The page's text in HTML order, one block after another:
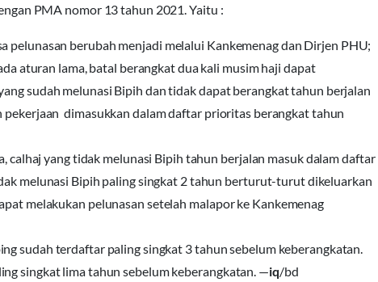
PMA nomor 13 tahun 2021. Yaitu :
pelunasan berubah menjadi melalui Kankemenag dan Dirjen PHU;
aturan lama, batal berangkat dua kali musim haji dapat
sudah melunasi Bipih dan tidak dapat berangkat tahun berjalan
pekerjaan dimasukkan dalam daftar prioritas berangkat tahun
calhaj yang tidak melunasi Bipih tahun berjalan masuk dalam daftar
melunasi Bipih paling singkat 2 tahun berturut-turut dikeluarkan
melakukan pelunasan setelah malapor ke Kankemenag
sudah terdaftar paling singkat 3 tahun sebelum keberangkatan.
singkat lima tahun sebelum keberangkatan. —iq/bd